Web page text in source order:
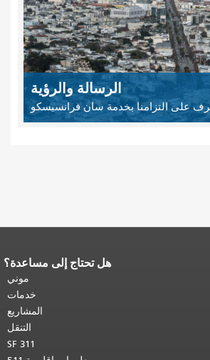
الرسالة والرؤية
على التزامنا بخدمة سان فرانسيسكو
هل تحتاج إلى مساعدة؟
موني
خدمات
المشاريع
التنقل
SF 311